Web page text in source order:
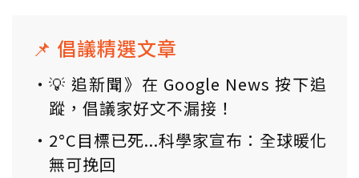
📌 倡議精選文章
💡 追新聞》在 Google News 按下追
蹤，倡議家好文不漏接！
2°C目標已死...科學家宣布：全球暖化
無可挽回